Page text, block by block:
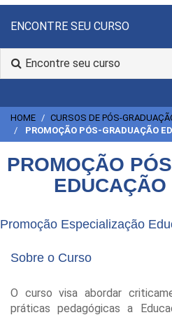
ENCONTRE SEU CURSO
Encontre seu curso
HOME CURSOS DE PÓS-
PROMOÇÃO PÓS-GRADUAÇÃO
PROMOÇÃO
Promoção Especialização
Sobre o Curso
O curso visa abordar
práticas pedagógicas a